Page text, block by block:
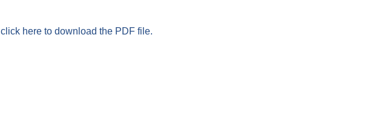
click here to download the PDF file.